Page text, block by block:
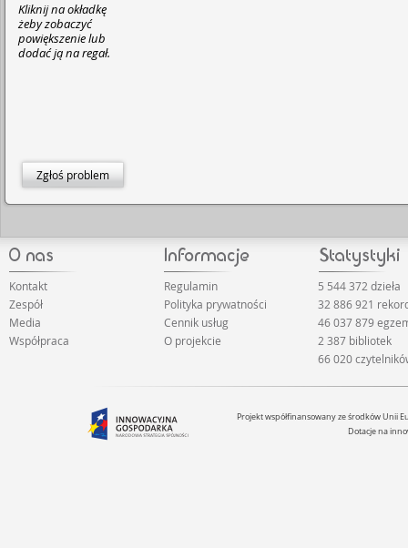
Kliknij na okładkę
żeby zobaczyć
powiększenie lub
dodać ją na regał.
Zgłoś problem
Kontakt
Zespół
Media
Współpraca
Regulamin
Polityka prywatności
Cennik usług
O projekcie
5 544 372 dzieła
32 886 921
46 037 879
2 387 bibliotek
66 020
Projekt współfinansowany ze środków Unii
Dotacje na